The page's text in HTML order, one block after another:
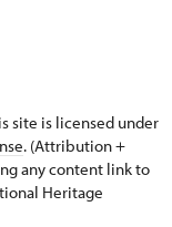
site is licensed under
. (Attribution +
any content link to
Heritage